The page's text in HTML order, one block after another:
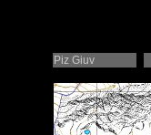
Piz Giuv